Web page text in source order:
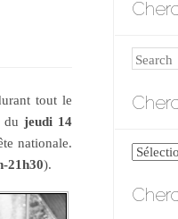
tout le
du jeudi 14
nationale.
21h30).
Search